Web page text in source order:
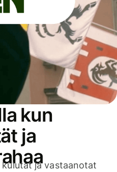
kun
ja
ja vastaanotat